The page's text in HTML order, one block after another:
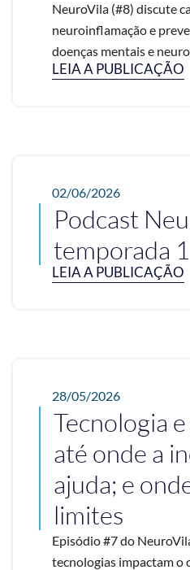
NeuroVila (#8) discute
neuroinflamação e
doenças mentais e
LEIA A PUBLICAÇÃO
02/06/2026
Podcast
temporada 1
LEIA A PUBLICAÇÃO
28/05/2026
Tecnologia
até onde a
ajuda; e
limites
Episódio #7 do
tecnologias impactam o